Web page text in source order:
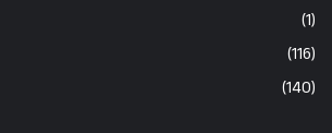
(1)
(116)
(140)